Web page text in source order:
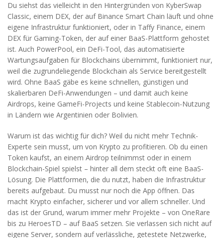
Du siehst das vielleicht in den Hintergründen von KyberSwap
Classic, einem DEX, der auf Binance Smart Chain läuft und ohne
eigene Infrastruktur funktioniert, oder in Taffy Finance, einem
DEX für Gaming-Token, der auf einer BaaS-Plattform gehostet
ist. Auch PowerPool, ein DeFi-Tool, das automatisierte
Wartungsaufgaben für Blockchains übernimmt, funktioniert nur,
weil die zugrundeliegende Blockchain als Service bereitgestellt
wird. Ohne BaaS gäbe es keine schnellen, günstigen und
skalierbaren DeFi-Anwendungen – und damit auch keine
Airdrops, keine GameFi-Projects und keine Stablecoin-Nutzung
in Ländern wie Argentinien oder Bolivien.
Warum ist das wichtig für dich? Weil du nicht mehr Technik-
Experte sein musst, um von Krypto zu profitieren. Ob du einen
Token kaufst, an einem Airdrop teilnimmst oder in einem
Blockchain-Spiel spielst – hinter all dem steckt oft eine BaaS-
Lösung. Die Plattformen, die du nutzt, haben die Infrastruktur
bereits aufgebaut. Du musst nur noch die App öffnen. Das
macht Krypto einfacher, sicherer und vor allem schneller. Und
das ist der Grund, warum immer mehr Projekte – von OneRare
bis zu HeroesTD – auf BaaS setzen. Sie verlassen sich nicht auf
eigene Server, sondern auf verlässliche, getestete Netzwerke,